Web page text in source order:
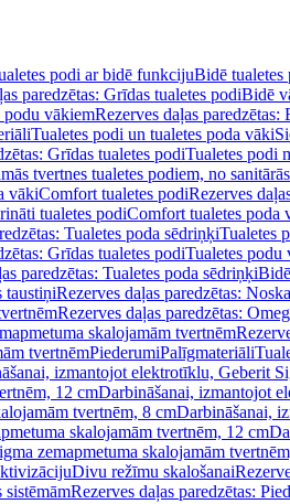
podi ar bidē funkcijuBidē tualetes
paredzētas: Grīdas tualetes podiBidē
podu vākiemRezerves daļas
Tualetes podi un tualetes poda vāki
Grīdas tualetes podiTualetes podi
tvertnes tualetes podiem, no
vākiComfort tualetes podiRezerves
tualetes podiComfort tualetes poda
Tualetes poda sēdriņķiTualetes
Grīdas tualetes podiTualetes podu
paredzētas: Tualetes poda sēdriņķiBidē
taustiņiRezerves daļas paredzētas:
Rezerves daļas paredzētas:
skalojamām tvertnēm
tvertnēmPiederumiPalīgmateriāli
izmantojot elektrotīklu, Geberit
12 cmDarbināšanai, izmantojot
tvertnēm, 8 cmDarbināšanai,
skalojamām tvertnēm, 12 cm
zemapmetuma skalojamām
Divu režīmu skalošanai
sistēmāmRezerves daļas paredzētas: